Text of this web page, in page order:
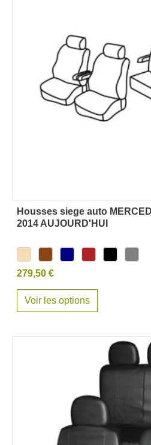
Housses siege auto
2014 AUJOURD'HUI
279,50 €
Voir les options